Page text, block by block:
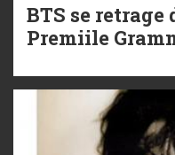
BTS se
Premiile